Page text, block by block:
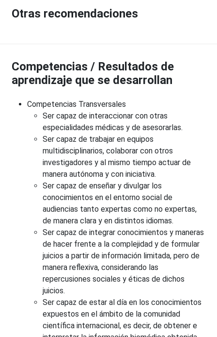
Otras recomendaciones
Competencias / Resultados de
aprendizaje que se desarrollan
Competencias Transversales
Ser capaz de interaccionar con otras
especialidades médicas y de asesorarlas.
Ser capaz de trabajar en equipos
multidisciplinarios, colaborar con otros
investigadores y al mismo tiempo actuar de
manera autónoma y con iniciativa.
Ser capaz de enseñar y divulgar los
conocimientos en el entorno social de
audiencias tanto expertas como no expertas,
de manera clara y en distintos idiomas.
Ser capaz de integrar conocimientos y maneras
de hacer frente a la complejidad y de formular
juicios a partir de información limitada, pero de
manera reflexiva, considerando las
repercusiones sociales y éticas de dichos
juicios.
Ser capaz de estar al día en los conocimientos
expuestos en el ámbito de la comunidad
científica internacional, es decir, de obtener e